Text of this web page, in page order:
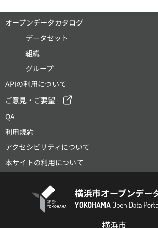
オープンデータカタログ
データセット
組織
グループ
APIの利用について
ご意見・ご要望
QA
利用規約
アクセシビリティについて
本サイトの利用について
横浜市